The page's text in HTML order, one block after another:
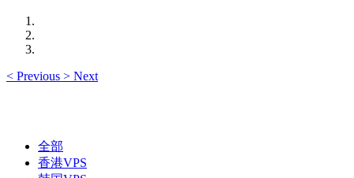
< Previous > Next
全部
香港VPS